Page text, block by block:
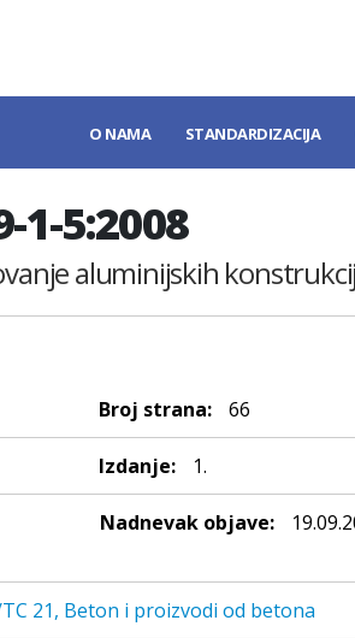
O NAMA STANDARDIZACIJA
1-5:2008
aluminijskih
Broj strana: 66
Izdanje: 1.
Nadnevak objave:
TC 21, Beton i proizvodi od betona